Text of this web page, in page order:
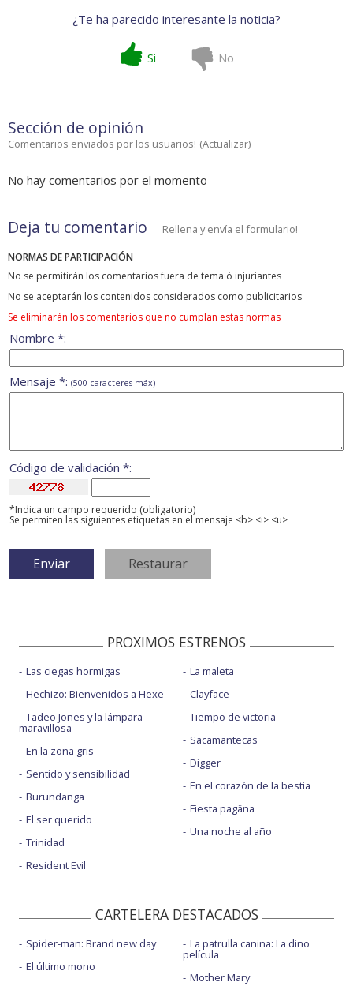
¿Te ha parecido interesante la noticia?
Si No
Sección de opinión
Comentarios enviados por los usuarios! (Actualizar)
No hay comentarios por el momento
Deja tu comentario Rellena y envía el formulario!
NORMAS DE PARTICIPACIÓN
No se permitirán los comentarios fuera de tema ó injuriantes
No se aceptarán los contenidos considerados como publicitarios
Se eliminarán los comentarios que no cumplan estas normas
Nombre *:
Mensaje *: (500 caracteres máx)
Código de validación *:
*Indica un campo requerido (obligatorio)
Se permiten las siguientes etiquetas en el mensaje <b> <i> <u>
PROXIMOS ESTRENOS
Las ciegas hormigas
Hechizo: Bienvenidos a Hexe
Tadeo Jones y la lámpara
maravillosa
En la zona gris
Sentido y sensibilidad
Burundanga
El ser querido
Trinidad
Resident Evil
La maleta
Clayface
Tiempo de victoria
Sacamantecas
Digger
En el corazón de la bestia
Fiesta pagäna
Una noche al año
CARTELERA DESTACADOS
Spider-man: Brand new day
El último mono
La patrulla canina: La dino
película
Mother Mary